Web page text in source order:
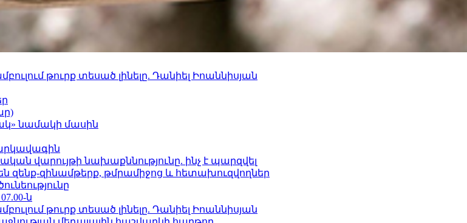
թուրք տեսած լինելը. Դանիել Իոաննիսյան
նամակի մասին
վարույթի նախաքննությունը. ինչ է պարզվել
զենք-զինամթերք, թմրամիջոց և հետախուզվողներ
ն
թուրք տեսած լինելը. Դանիել Իոաննիսյան